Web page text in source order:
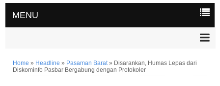
MENU
Home » Headline » Pasaman Barat» Disarankan, Humas Lepas dari
Diskominfo Pasbar Bergabung dengan Protokoler